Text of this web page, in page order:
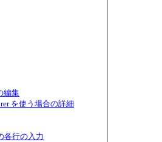
編集
を使う場合の詳細
各行の入力